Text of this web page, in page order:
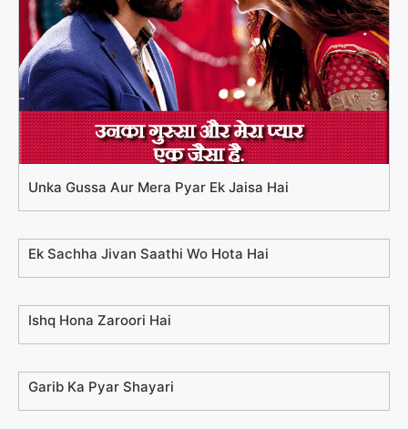
Unka Gussa Aur Mera Pyar Ek Jaisa Hai
Ek Sachha Jivan Saathi Wo Hota Hai
Ishq Hona Zaroori Hai
Garib Ka Pyar Shayari